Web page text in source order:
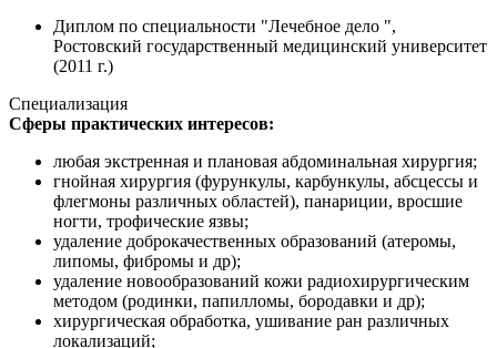
Диплом по специальности "Лечебное дело ",
Ростовский государственный медицинский университет
(2011 г.)
Специализация
Сферы практических интересов:
любая экстренная и плановая абдоминальная хирургия;
гнойная хирургия (фурункулы, карбункулы, абсцессы и
флегмоны различных областей), панариции, вросшие
ногти, трофические язвы;
удаление доброкачественных образований (атеромы,
липомы, фибромы и др);
удаление новообразований кожи радиохирургическим
методом (родинки, папилломы, бородавки и др);
хирургическая обработка, ушивание ран различных
локализаций;